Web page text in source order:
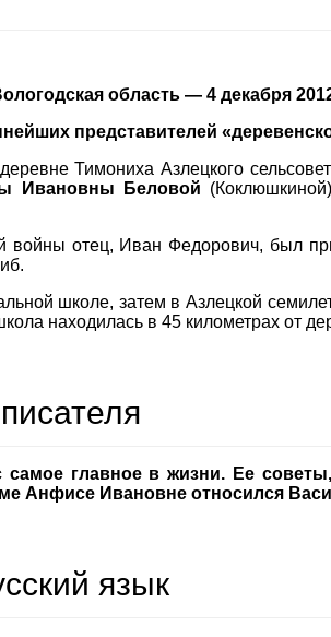
область — 4 декабря
представителей
Тимониха Азлецкого
Ивановны Беловой
войны отец, Иван Федорович, был
школе, затем в Азлецкой
находилась в 45 километрах от
самое главное в жизни. Ее
Анфисе Ивановне относился
язык